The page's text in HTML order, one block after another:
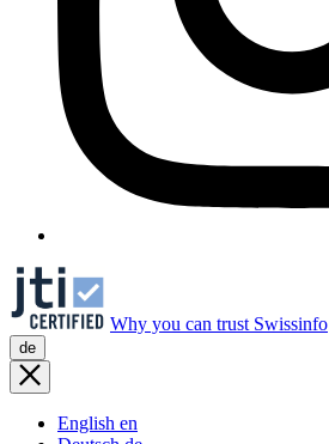
Why you can trust Swissinfo
de
English en